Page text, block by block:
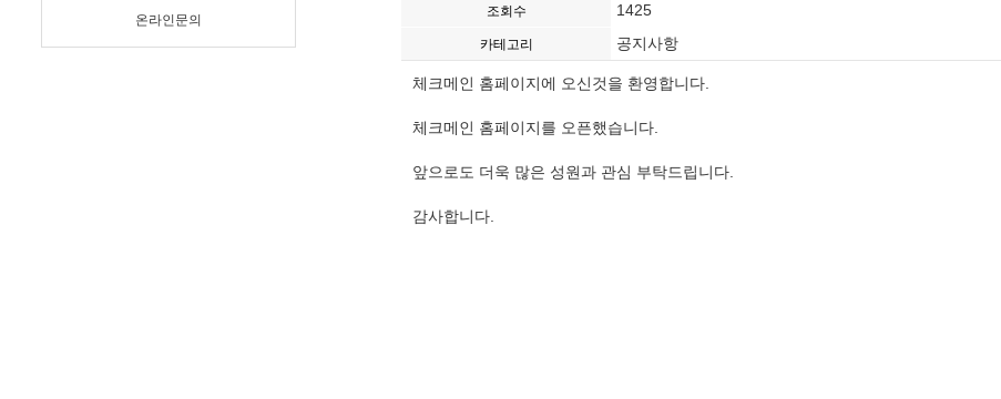
온라인문의
조회수 1425
카테고리 공지사항
체크메인 홈페이지에 오신것을 환영합니다.
체크메인 홈페이지를 오픈했습니다.
앞으로도 더욱 많은 성원과 관심 부탁드립니다.
감사합니다.